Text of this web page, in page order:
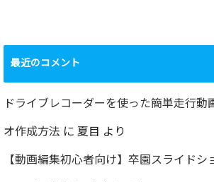
要再検査となって
しまった…
2022.07.30
最近のコメント
ドライブレコーダーを使った簡単走行動
オ作成方法 に 夏目 より
【動画編集初心者向け】卒園スライドシ